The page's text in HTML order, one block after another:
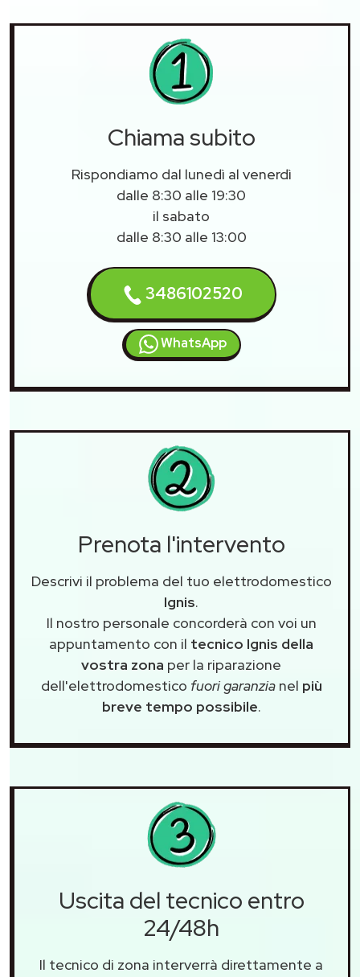
Chiama subito
Rispondiamo dal lunedì al venerdì
dalle 8:30 alle 19:30
il sabato
dalle 8:30 alle 13:00
3486102520
WhatsApp
Prenota l'intervento
Descrivi il problema del tuo elettrodomestico
Ignis.
Il nostro personale concorderà con voi un
appuntamento con il tecnico Ignis della
vostra zona per la riparazione
dell'elettrodomestico fuori garanzianel più
breve tempo possibile.
Uscita del tecnico entro
24/48h
Il tecnico di zona interverrà direttamente a